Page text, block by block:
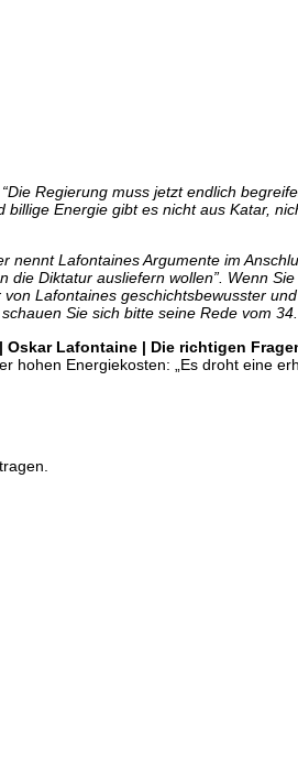
Regierung muss jetzt endlich
Energie gibt es nicht aus Katar,
nennt Lafontaines Argumente im
die Diktatur ausliefern wollen”. Wenn
Lafontaines geschichtsbewusster
Sie sich bitte seine Rede vom
Lafontaine | Die richtigen
Energiekosten: „Es droht eine